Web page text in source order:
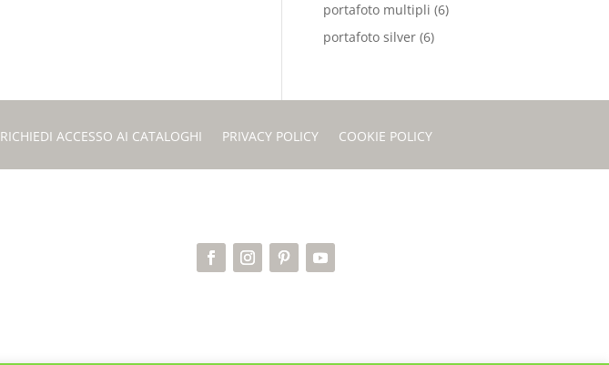
portafoto multipli (6)
portafoto silver (6)
RICHIEDI ACCESSO AI CATALOGHI PRIVACY POLICY COOKIE POLICY